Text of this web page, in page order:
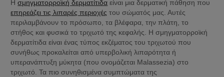
Η σμηγματορροϊκή δερματίτιδα
επηρεάζει τις λιπαρές περιοχές του σώματός μας. Αυτές
περιλαμβάνουν το πρόσωπο, τα βλέφαρα, την πλάτη, το
στήθος και φυσικά το τριχωτό της κεφαλής. Η σμηγματορροϊκή
δερματίτιδα είναι ένας τύπος εκζέματος του τριχωτού που
συνήθως προκαλείται από υπερβολική λιπαρότητα ή
υπερανάπτυξη μύκητα (που ονομάζεται Malassezia) στο
τριχωτό. Τα πιο συνηθισμένα συμπτώματα της